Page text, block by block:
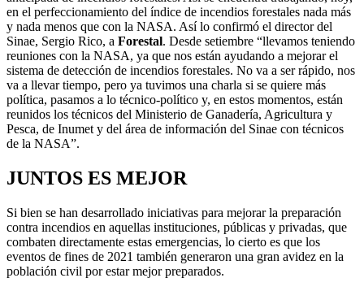
en el perfeccionamiento del índice de incendios forestales nada más
y nada menos que con la NASA. Así lo confirmó el director del
Sinae, Sergio Rico, a Forestal. Desde setiembre “llevamos teniendo
reuniones con la NASA, ya que nos están ayudando a mejorar el
sistema de detección de incendios forestales. No va a ser rápido, nos
va a llevar tiempo, pero ya tuvimos una charla si se quiere más
política, pasamos a lo técnico-político y, en estos momentos, están
reunidos los técnicos del Ministerio de Ganadería, Agricultura y
Pesca, de Inumet y del área de información del Sinae con técnicos
de la NASA”.
JUNTOS ES MEJOR
Si bien se han desarrollado iniciativas para mejorar la preparación
contra incendios en aquellas instituciones, públicas y privadas, que
combaten directamente estas emergencias, lo cierto es que los
eventos de fines de 2021 también generaron una gran avidez en la
población civil por estar mejor preparados.